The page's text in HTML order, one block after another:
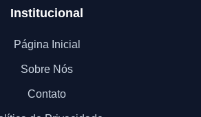
Institucional
Página Inicial
Sobre Nós
Contato